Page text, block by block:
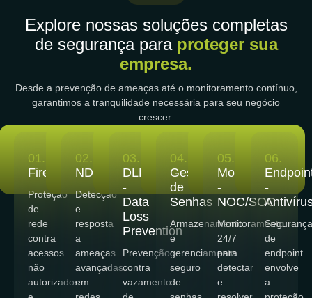
Explore nossas soluções completas
de segurança para proteger sua
empresa.
Desde a prevenção de ameaças até o monitoramento contínuo,
garantimos a tranquilidade necessária para seu negócio
crescer.
01.
Firewall
Proteção
de
rede
contra
acessos
não
autorizados
02.
NDR/XDR/EDR
Detecção
e
resposta
a
ameaças
avançadas
em
03.
DLP
-
Data
Loss
Prevention
Prevenção
contra
vazamento
04.
Gestão
de
Senhas
Armazenamento
e
gerenciamento
seguro
de
05.
Monitoramento
-
NOC/SOC
Monitoramento
24/7
para
detectar
e
06.
-
Segurança
de
endpoint
envolve
a